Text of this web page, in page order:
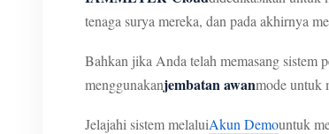
tenaga surya mereka, dan pada akhirnya
Bahkan jika Anda telah memasang sistem
menggunakanjembatan awanmode untuk
Jelajahi sistem melaluiAkun Demountuk